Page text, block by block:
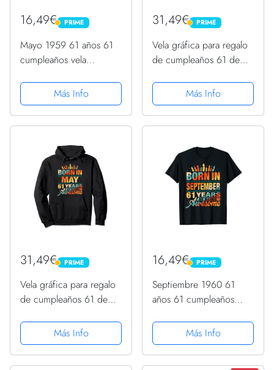
16,49€ PRIME
PRIME
Mayo 1959 61 años 61
cumpleaños vela
CamisetaMás Info
31,49€ PRIME
PRIME
Vela gráfica para regalo
de cumpleaños 61 de
con Capucha
Más Info
31,49€ PRIME
PRIME
Vela gráfica para regalo
de cumpleaños 61 de
con Capucha
Más Info
16,49€ PRIME
PRIME
Septiembre 1960 61
años 61 cumpleaños
CamisetaMás Info